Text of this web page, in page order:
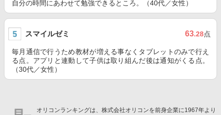
自分の時間にあわせて勉強できるところ。（40代／女性）
スマイルゼミ 63.28点
毎月通信で行うため教材が増える事なくタブレットのみで行え
る点。アプリと連動して子供は取り組んだ後は通知がくる点。
（30代／女性）
オリコンランキングは、株式会社オリコンを前身企業に1967年より